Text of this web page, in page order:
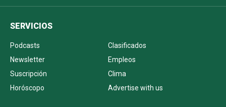
SERVICIOS
Podcasts
Clasificados
Newsletter
Empleos
Suscripción
Clima
Horóscopo
Advertise with us